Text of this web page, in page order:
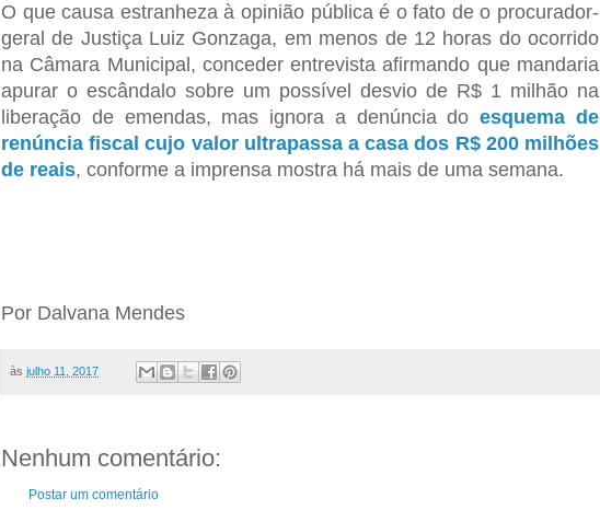
O que causa estranheza à opinião pública é o fato de o procurador-
geral de Justiça Luiz Gonzaga, em menos de 12 horas do ocorrido
na Câmara Municipal, conceder entrevista afirmando que mandaria
apurar o escândalo sobre um possível desvio de R$ 1 milhão na
liberação de emendas, mas ignora a denúncia doesquema de
renúncia fiscal cujo valor ultrapassa a casa dos R$ 200 milhões
de reais, conforme a imprensa mostra há mais de uma semana.
Por Dalvana Mendes
às julho 11, 2017
Nenhum comentário:
Postar um comentário